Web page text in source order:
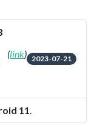
(link) 2023-07-21
11.